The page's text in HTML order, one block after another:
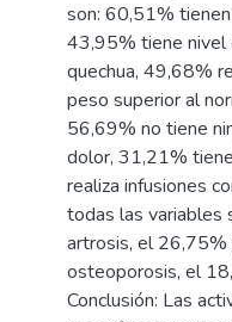
son: 60,51%
43,95% tiene nivel
quechua, 49,68%
peso superior al
56,69% no tiene
dolor, 31,21%
realiza infusiones
todas las variables
artrosis, el
osteoporosis, el
Conclusión: Las